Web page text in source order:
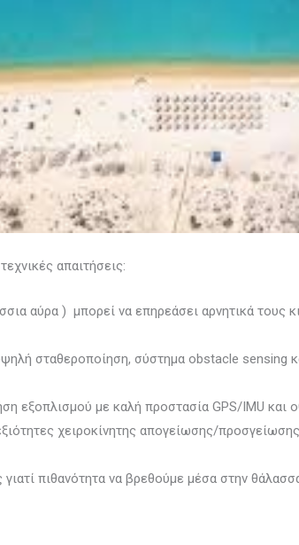
απαιτήσεις:
αύρα ) μπορεί να επηρεάσει αρνητικά τους
σταθεροποίηση, σύστημα obstacle sensing
εξοπλισμού με καλή προστασία GPS/IMU και
χειροκίνητης απογείωσης/
πιθανότητα να βρεθούμε μέσα στην